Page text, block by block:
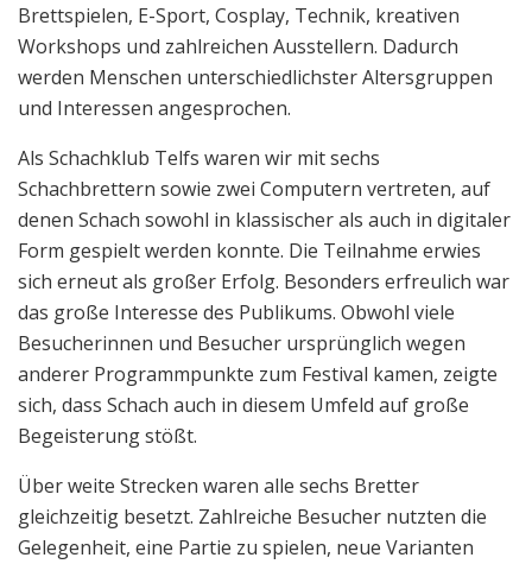
Brettspielen, E-Sport, Cosplay, Technik, kreativen
Workshops und zahlreichen Ausstellern. Dadurch
werden Menschen unterschiedlichster Altersgruppen
und Interessen angesprochen.
Als Schachklub Telfs waren wir mit sechs
Schachbrettern sowie zwei Computern vertreten, auf
denen Schach sowohl in klassischer als auch in digitaler
Form gespielt werden konnte. Die Teilnahme erwies
sich erneut als großer Erfolg. Besonders erfreulich war
das große Interesse des Publikums. Obwohl viele
Besucherinnen und Besucher ursprünglich wegen
anderer Programmpunkte zum Festival kamen, zeigte
sich, dass Schach auch in diesem Umfeld auf große
Begeisterung stößt.
Über weite Strecken waren alle sechs Bretter
gleichzeitig besetzt. Zahlreiche Besucher nutzten die
Gelegenheit, eine Partie zu spielen, neue Varianten